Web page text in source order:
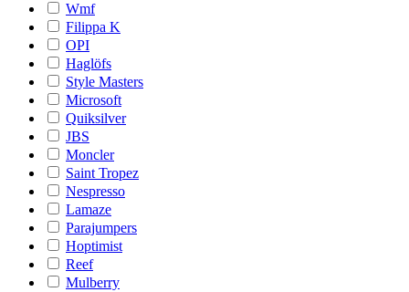
Wmf
Filippa K
OPI
Haglöfs
Style Masters
Microsoft
Quiksilver
JBS
Moncler
Saint Tropez
Nespresso
Lamaze
Parajumpers
Hoptimist
Reef
Mulberry